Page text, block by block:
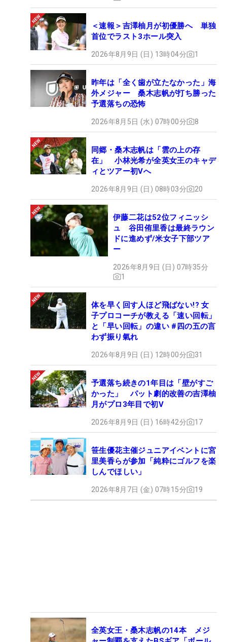
＜速報＞吉澤柚月が初優勝へ 単独
首位でラスト3ホール突入
2026年8月9日 (日) 13時04分 1
昨年は「全く歯が立たなかった」海
外メジャー 桑木志帆が打ち勝った
予選落ちの恐怖
2026年8月5日 (水) 07時00分 8
同郷・桑木志帆は「雲の上の存
在」 小林光希が全英女王のキャデ
ィとツアー初Vへ
2026年8月9日 (日) 08時03分 20
伊藤二花は52位フィニッシ
ュ 谷田侑里香は最終ラウン
ドに進めず/米女子下部ツア
ー
2026年8月9日 (日) 07時35分
1
体を早く回す人ほど飛ばない!? 女
子プロコーチが教える「速い回転」
と「早い回転」の違い #四の五の言
わず振り氣れ
2026年8月9日 (日) 12時00分 31
予選落ち続きの1年目は「壁がすご
かった」 パット劇的改善の吉澤柚
月がプロ3年目で初V
2026年8月9日 (日) 16時42分 17
笹生優花主催ジュニアイベントに宮
里美香らが参加「純粋にゴルフを楽
しんでほしい」
2026年8月7日 (金) 07時15分 19
全英女王・桑木志帆の14本 メジ